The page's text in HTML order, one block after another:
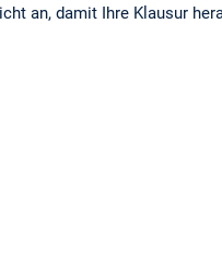
an, damit Ihre Klausur